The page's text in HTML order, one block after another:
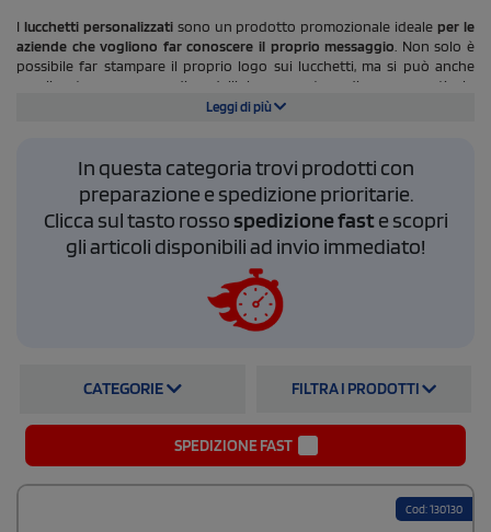
I lucchetti personalizzati sono un prodotto promozionale ideale per le
aziende che vogliono far conoscere il proprio messaggio . Non solo è
possibile far stampare il proprio logo sui lucchetti, ma si può anche
scegliere tra una gamma di modelli che consentono di creare un articolo
unico che rispecchia perfettamente il proprio marchio. Inoltre,
personalizzati sono dei gesti premurosi, perfetti per rivolgersi ai clienti o
ai dipendenti in occasioni speciali.
La personalizzazione avviene con le
tecniche di stampa più adatte all’articolo scelto.
Leggi di più
In questa categoria trovi prodotti con
preparazione e spedizione prioritarie.
Clicca sul tasto rossospedizione faste scopri
gli articoli disponibili ad invio immediato!
CATEGORIE FILTRA I PRODOTTI
SPEDIZIONE FAST
Cod: 130130